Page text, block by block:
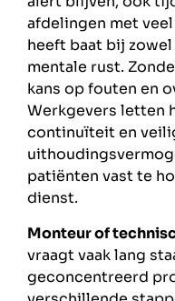
afdelingen met
heeft baat bij
mentale rust.
kans op fouten en
Werkgevers letten
continuïteit en
patiënten vast te
dienst.
Monteur of
vraagt vaak lang
geconcentreerd